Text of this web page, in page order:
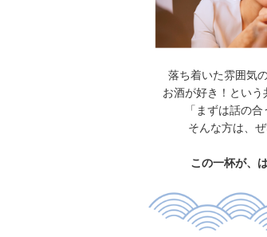
落ち着いた雰囲気
お酒が好き！とい
「まずは話の
そんな方は、
この一杯が、